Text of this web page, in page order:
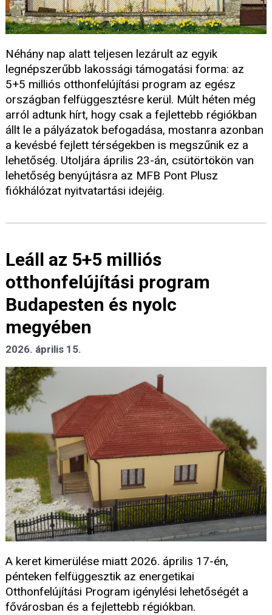
Néhány nap alatt teljesen lezárult az egyik
legnépszerűbb lakossági támogatási forma: az
5+5 milliós otthonfelújítási program az egész
országban felfüggesztésre kerül. Múlt héten még
arról adtunk hírt, hogy csak a fejlettebb régiókban
állt le a pályázatok befogadása, mostanra azonban
a kevésbé fejlett térségekben is megszűnik ez a
lehetőség. Utoljára április 23-án, csütörtökön van
lehetőség benyújtásra az MFB Pont Plusz
fiókhálózat nyitvatartási idejéig.
Leáll az 5+5 milliós
otthonfelújítási program
Budapesten és nyolc
megyében
2026. április 15.
A keret kimerülése miatt 2026. április 17-én,
pénteken felfüggesztik az energetikai
Otthonfelújítási Program igénylési lehetőségét a
fővárosban és a fejlettebb régiókban.